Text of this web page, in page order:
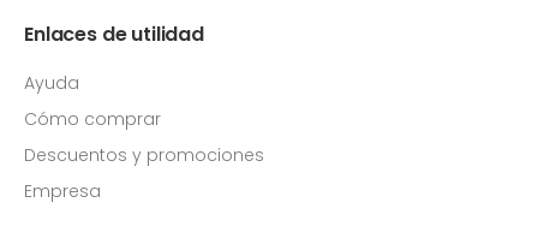
Enlaces de utilidad
Ayuda
Cómo comprar
Descuentos y promociones
Empresa